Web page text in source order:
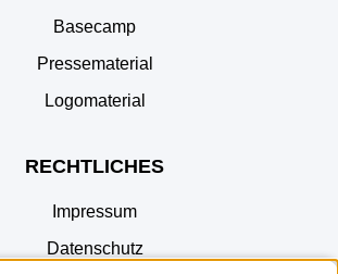
Basecamp
Pressematerial
Logomaterial
RECHTLICHES
Impressum
Datenschutz